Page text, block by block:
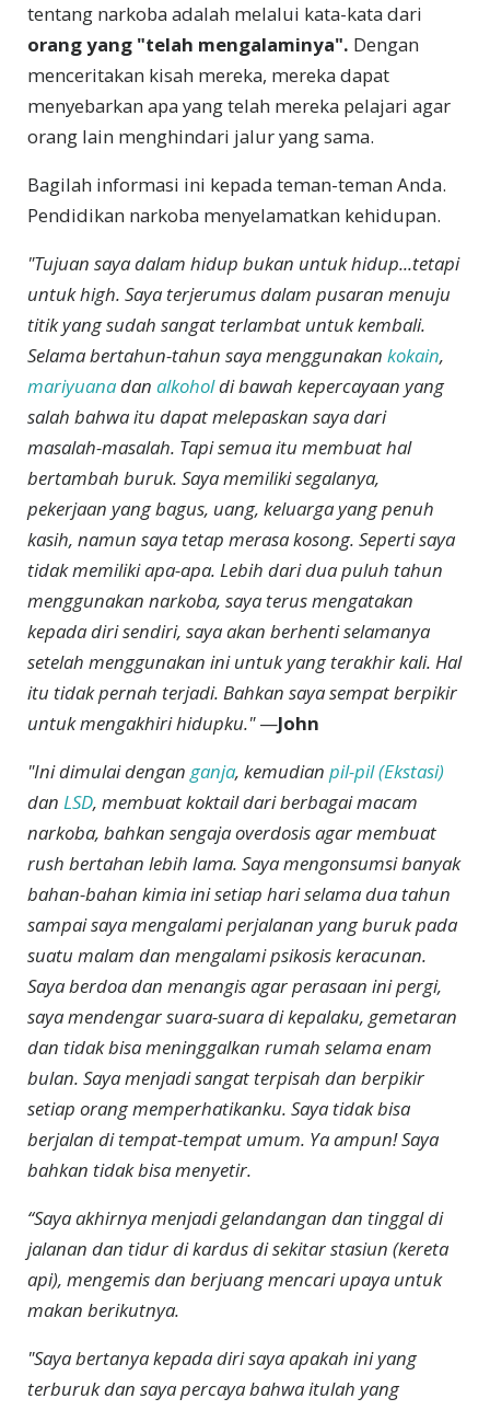
tentang narkoba adalah melalui kata-kata dari
orang yang "telah mengalaminya". Dengan
menceritakan kisah mereka, mereka dapat
menyebarkan apa yang telah mereka pelajari agar
orang lain menghindari jalur yang sama.
Bagilah informasi ini kepada teman-teman Anda.
Pendidikan narkoba menyelamatkan kehidupan.
"Tujuan saya dalam hidup bukan untuk hidup...tetapi
untuk high. Saya terjerumus dalam pusaran menuju
titik yang sudah sangat terlambat untuk kembali.
Selama bertahun-tahun saya menggunakan kokain,
mariyuanadan alkoholdi bawah kepercayaan yang
salah bahwa itu dapat melepaskan saya dari
masalah-masalah. Tapi semua itu membuat hal
bertambah buruk. Saya memiliki segalanya,
pekerjaan yang bagus, uang, keluarga yang penuh
kasih, namun saya tetap merasa kosong. Seperti saya
tidak memiliki apa-apa. Lebih dari dua puluh tahun
menggunakan narkoba, saya terus mengatakan
kepada diri sendiri, saya akan berhenti selamanya
setelah menggunakan ini untuk yang terakhir kali. Hal
itu tidak pernah terjadi. Bahkan saya sempat berpikir
untuk mengakhiri hidupku."—John
"Ini dimulai dengan ganja, kemudian pil-pil (Ekstasi)
dan LSD, membuat koktail dari berbagai macam
narkoba, bahkan sengaja overdosis agar membuat
rush bertahan lebih lama. Saya mengonsumsi banyak
bahan-bahan kimia ini setiap hari selama dua tahun
sampai saya mengalami perjalanan yang buruk pada
suatu malam dan mengalami psikosis keracunan.
Saya berdoa dan menangis agar perasaan ini pergi,
saya mendengar suara-suara di kepalaku, gemetaran
dan tidak bisa meninggalkan rumah selama enam
bulan. Saya menjadi sangat terpisah dan berpikir
setiap orang memperhatikanku. Saya tidak bisa
berjalan di tempat-tempat umum. Ya ampun! Saya
bahkan tidak bisa menyetir.
“Saya akhirnya menjadi gelandangan dan tinggal di
jalanan dan tidur di kardus di sekitar stasiun (kereta
api), mengemis dan berjuang mencari upaya untuk
makan berikutnya.
"Saya bertanya kepada diri saya apakah ini yang
terburuk dan saya percaya bahwa itulah yang